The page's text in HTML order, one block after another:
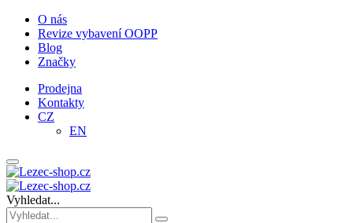
O nás
Revize vybavení OOPP
Blog
Značky
Prodejna
Kontakty
CZ
EN
Vyhledat...